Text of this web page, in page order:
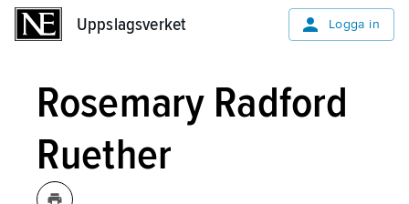
Uppslagsverket Logga in
Rosemary Radford
Ruether